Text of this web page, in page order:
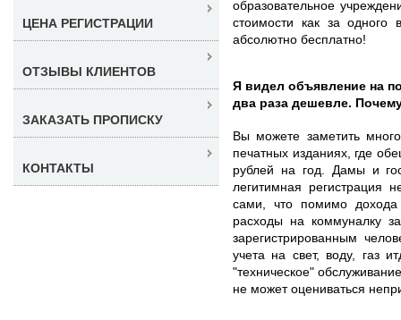
образовательное
стоимости как за одного
абсолютно бесплатно!
Я видел объявление на
два раза дешевле.
Вы можете заметить
печатных изданиях, где
рублей на год. Дамы и
легитимная регистрация
сами, что помимо дохода
расходы на коммуналку
зарегистрированным
учета на свет, воду, газ
"техническое"
не может оцениваться
ЦЕНА РЕГИСТРАЦИИ
ОТЗЫВЫ КЛИЕНТОВ
ЗАКАЗАТЬ ПРОПИСКУ
КОНТАКТЫ